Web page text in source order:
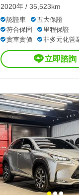
2020年 / 35,523km
認證車
五大保證
符合保固
里程保證
實車實價
非多元化營
立即諮詢